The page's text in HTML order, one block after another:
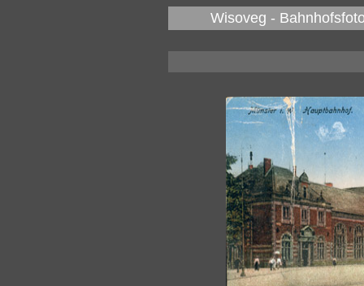
Wisoveg -